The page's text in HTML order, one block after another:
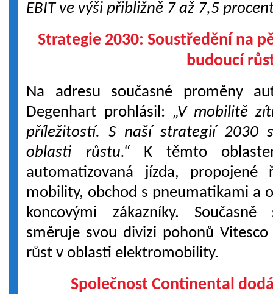
EBIT ve výši přibližně 7 až 7,5
Strategie 2030: Soustředění na
budoucí
Na adresu současné proměny
Degenhart prohlásil: „V mobilitě
příležitostí. S naší strategií 2030
oblasti růstu.“ K těmto
automatizovaná jízda,
mobility, obchod s pneumatikami a
koncovými zákazníky. Současně
směruje svou divizi pohonů Vitesco
růst v oblasti elektromobility.
Společnost Continental